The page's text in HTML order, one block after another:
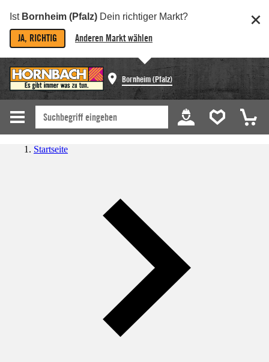
Ist Bornheim (Pfalz) Dein richtiger Markt?
JA, RICHTIG Anderen Markt wählen
Bornheim (Pfalz)
Startseite